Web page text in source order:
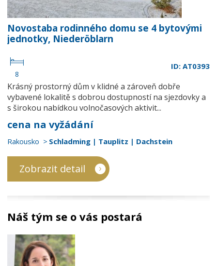
Novostaba rodinného domu se 4 bytovými
jednotky, Niederöblarn
8
ID: AT0393
Krásný prostorný dům v klidné a zároveň dobře
vybavené lokalitě s dobrou dostupností na sjezdovky a
s širokou nabídkou volnočasových aktivit...
cena na vyžádání
Rakousko Schladming | Tauplitz | Dachstein
Zobrazit detail
Náš tým se o vás postará